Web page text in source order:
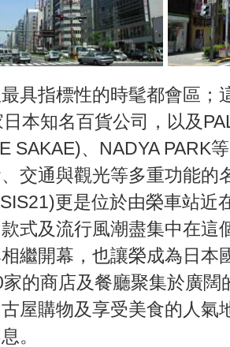
具指標性的時髦都會區；
本知名百貨公司，以及
SAKAE)、NADYA PARK
交通與觀光等多重功能的
更是位於由榮車站近
式及流行風潮盡集中在這
繼開幕，也讓榮成為日本
的商店及餐廳聚集於廣闊
屋購物及享受美食的人氣
。